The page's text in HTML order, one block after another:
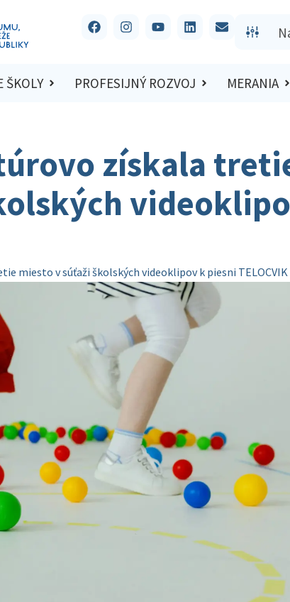
ŠKOLY PROFESIJNÝ ROZVOJ MERANIA
získala
miesto v súťaži školských videoklipov k piesni TELOCVIK